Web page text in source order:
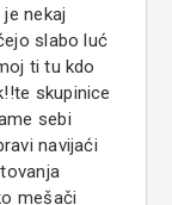
nekaj
slabo luć
ti tu kdo
skupinice
sebi
navijaći
mešači